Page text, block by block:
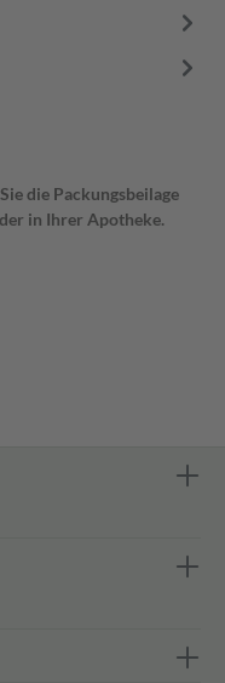
die Packungsbeilage
in Ihrer Apotheke.